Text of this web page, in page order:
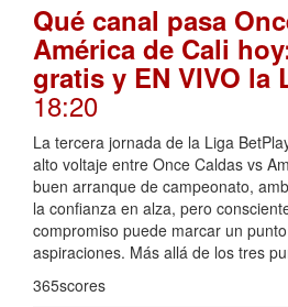
Qué canal pasa
América de Cali
gratis y EN VIVO la
18:20
La tercera jornada de la Liga
alto voltaje entre Once Caldas vs
buen arranque de campeonato,
la confianza en alza, pero
compromiso puede marcar un
aspiraciones. Más allá de los tres
365scores